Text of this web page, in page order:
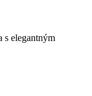
s elegantným